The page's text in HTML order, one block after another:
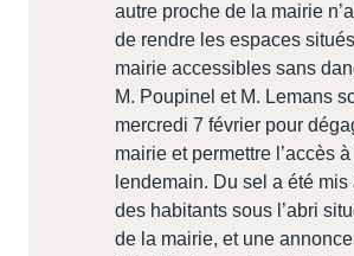
autre proche de la mairie
de rendre les espaces
mairie accessibles sans
M. Poupinel et M. Lemans
mercredi 7 février pour
mairie et permettre l’accès
lendemain. Du sel a été
des habitants sous l’abri
de la mairie, et une